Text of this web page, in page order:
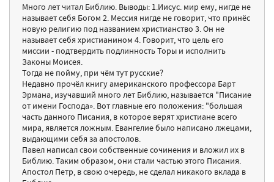
Много лет читал Библию. Выводы: 1.Иисус. мир ему, нигде не
называет себя Богом 2. Мессия нигде не говорит, что принёс
новую религию под названием христианство 3. Он не
называет себя христианином 4. Говорит, что цель его
миссии - подтвердить подлинность Торы и исполнить
Законы Моисея.
Тогда не пойму, при чём тут русские?
Недавно прочёл книгу американского профессора Барт
Эрмана, изучавший много лет Библию, называется "Писание
от имени Господа». Вот главные его положения: "большая
часть данного Писания, в которое верят христиане всего
мира, является ложным. Евангелие было написано лжецами,
выдающими себя за апостолов.
Павел написал свои собственные сочинения и вложил их в
Библию. Таким образом, они стали частью этого Писания.
Апостол Петр, в свою очередь, не сделал никакого вклада в